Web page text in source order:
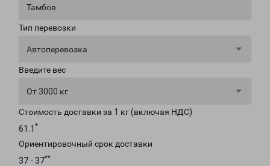
Тамбов
Тип перевозки
Автоперевозка
Введите вес
От 3000 кг
Стоимость доставки за 1 кг (включая НДС)
61.1 *
Ориентировочный срок доставки
37 - 37**